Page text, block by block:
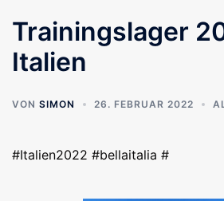
Trainingslager
Italien
VON SIMON 26. FEBRUAR 2022
#Italien2022 #bellaitalia #